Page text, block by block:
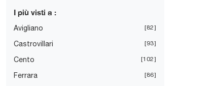
I più visti a :
Avigliano 82
Castrovillari 93
Cento 102
Ferrara 86